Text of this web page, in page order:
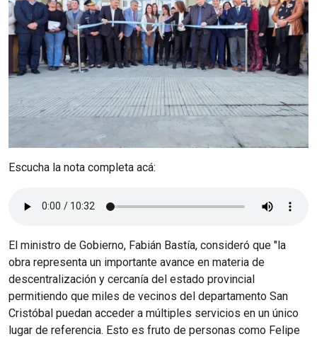
Escucha la nota completa acá:
El ministro de Gobierno, Fabián Bastía, consideró que "la
obra representa un importante avance en materia de
descentralización y cercanía del estado provincial
permitiendo que miles de vecinos del departamento San
Cristóbal puedan acceder a múltiples servicios en un único
lugar de referencia. Esto es fruto de personas como Felipe